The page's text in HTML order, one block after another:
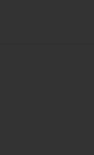
Halter Top
TULA